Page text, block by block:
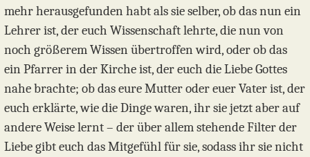
mehr herausgefunden habt als sie selber, ob das nun ein
Lehrer ist, der euch Wissenschaft lehrte, die nun von
noch größerem Wissen übertroffen wird, oder ob das
ein Pfarrer in der Kirche ist, der euch die Liebe Gottes
nahe brachte; ob das eure Mutter oder euer Vater ist, der
euch erklärte, wie die Dinge waren, ihr sie jetzt aber auf
andere Weise lernt – der über allem stehende Filter der
Liebe gibt euch das Mitgefühl für sie, sodass ihr sie nicht